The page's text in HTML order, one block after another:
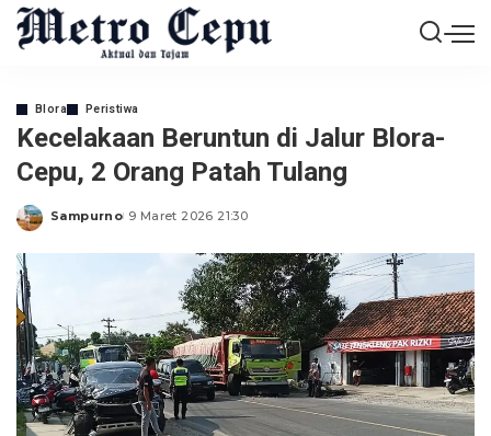
Blora Peristiwa
Kecelakaan Beruntun di Jalur Blora-
Cepu, 2 Orang Patah Tulang
Posted
Sampurno 9 Maret 2026 21:30